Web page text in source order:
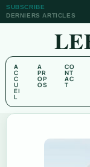
SUBSCRIBE
DERNIERS ARTICLES
A
C
C
U
EI
L
A
PR
OP
OS
CO
NT
AC
T